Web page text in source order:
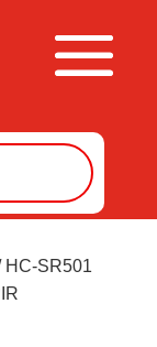
HC-SR501